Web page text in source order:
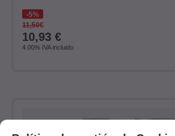
5%
11,50€
10,93 €
4.00% IVA incluido